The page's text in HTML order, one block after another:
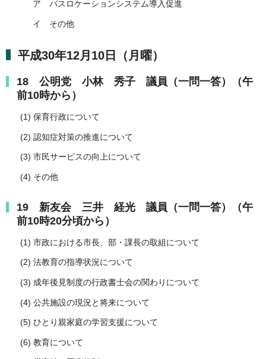
ア バスロケーションシステム導入促進
イ その他
平成30年12月10日（月曜）
18 公明党 小林 秀子 議員（一問一答）（午
前10時から）
(1) 保育行政について
(2) 認知症対策の推進について
(3) 市民サービスの向上について
(4) その他
19 新友会 三井 経光 議員（一問一答）（午
前10時20分頃から）
(1) 市政における市長、部・課長の取組について
(2) 法教育の指導状況について
(3) 成年後見制度の行政書士会の関わりについて
(4) 公共施設の現況と将来について
(5) ひとり親家庭の学習支援について
(6) 教育について